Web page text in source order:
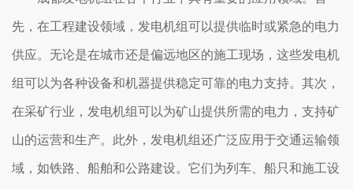
先，在工程建设领域，发电机组可以提供临时或紧急的电力
供应。无论是在城市还是偏远地区的施工现场，这些发电机
组可以为各种设备和机器提供稳定可靠的电力支持。其次，
在采矿行业，发电机组可以为矿山提供所需的电力，支持矿
山的运营和生产。此外，发电机组还广泛应用于交通运输领
域，如铁路、船舶和公路建设。它们为列车、船只和施工设